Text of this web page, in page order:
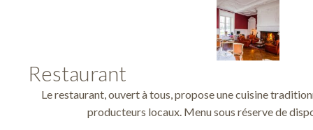
Restaurant
Le restaurant, ouvert à tous, propose une cuisine
producteurs locaux. Menu sous réserve de